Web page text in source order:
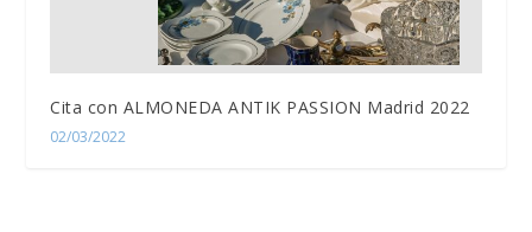
Cita con ALMONEDA ANTIK PASSION Madrid 2022
02/03/2022